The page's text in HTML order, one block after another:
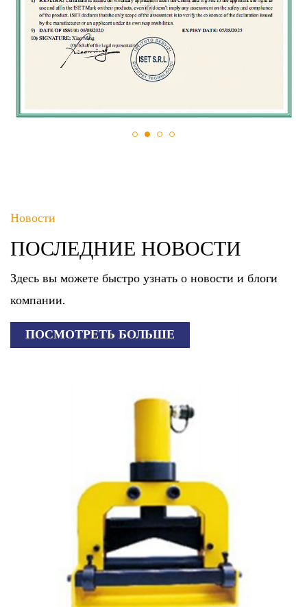
Новости
ПОСЛЕДНИЕ НОВОСТИ
Здесь вы можете быстро узнать о новости и блоги
компании.
ПОСМОТРЕТЬ БОЛЬШЕ